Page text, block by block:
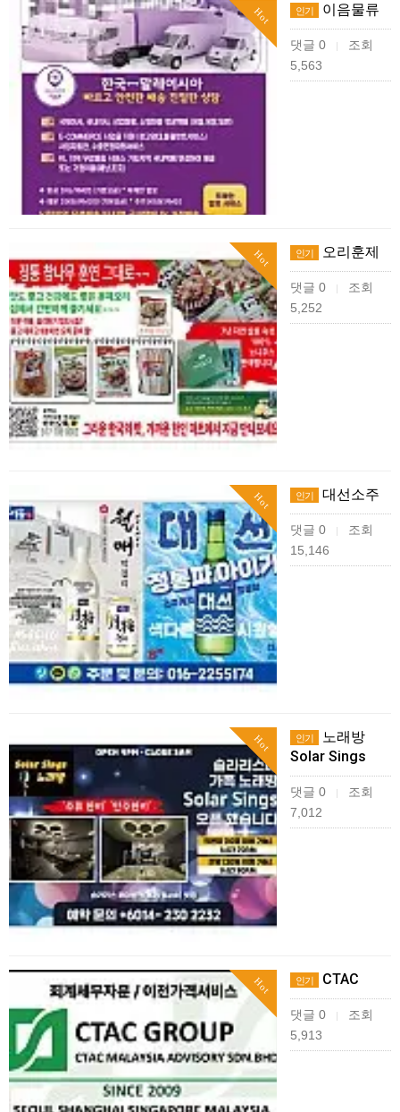
Hot 인기 이음물류
댓글 0 |
조회
5,563
Hot 인기 오리훈제
댓글 0 |
조회
5,252
Hot 인기 대선소주
댓글 0 |
조회
15,146
Hot 인기
노래방
Solar Sings
댓글 0 |
조회
7,012
Hot 인기 CTAC
댓글 0 |
조회
5,913